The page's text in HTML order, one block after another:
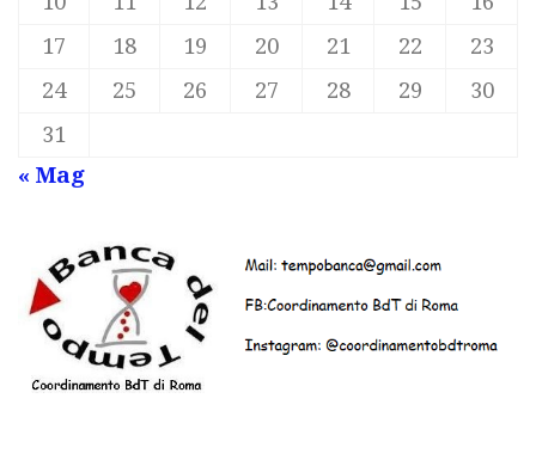
17
18 19 20 21 22
23
24
25 26 27 28 29
30
31
« Mag